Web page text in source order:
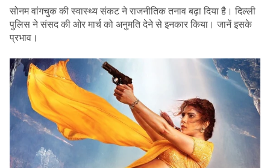
सोनम वांगचुक की स्वास्थ्य संकट ने राजनीतिक तनाव बढ़ा दिया है। दिल्ली
पुलिस ने संसद की ओर मार्च को अनुमति देने से इनकार किया। जानें इसके
प्रभाव।